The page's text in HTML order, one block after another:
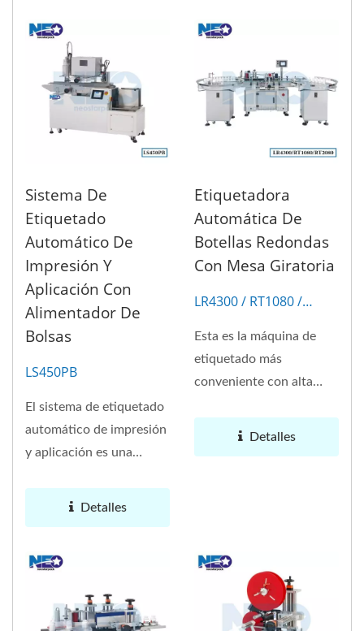
Sistema De
Etiquetado
Automático De
Impresión Y
Aplicación Con
Alimentador De
Bolsas
LS450PB
El sistema de etiquetado
automático de impresión
y aplicación es una
Detalles
Etiquetadora
Automática De
Botellas Redondas
Con Mesa Giratoria
LR4300 / RT1080 /
Esta es la máquina de
etiquetado más
conveniente con alta
Detalles